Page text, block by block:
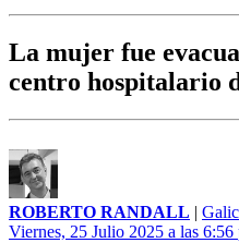
La mujer fue
centro hospitalario
ROBERTO RANDALL |
Viernes, 25 Julio 2025 a las 6:56